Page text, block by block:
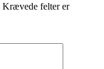
Krævede felter er